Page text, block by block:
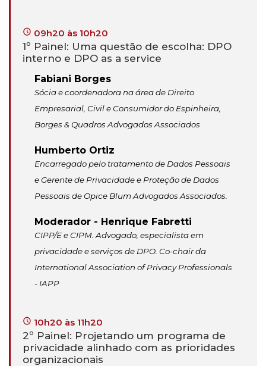
09h20 às 10h20
1º Painel: Uma questão de escolha: DPO
interno e DPO as a service
Fabiani Borges
Sócia e coordenadora na área de Direito
Empresarial, Civil e Consumidor do Espinheira,
Borges & Quadros Advogados Associados
Humberto Ortiz
Encarregado pelo tratamento de Dados Pessoais
e Gerente de Privacidade e Proteção de Dados
Pessoais de Opice Blum Advogados Associados.
Moderador - Henrique Fabretti
CIPP/E e CIPM. Advogado, especialista em
privacidade e serviços de DPO. Co-chair da
International Association of Privacy Professionals
- IAPP
10h20 às 11h20
2º Painel: Projetando um programa de
privacidade alinhado com as prioridades
organizacionais